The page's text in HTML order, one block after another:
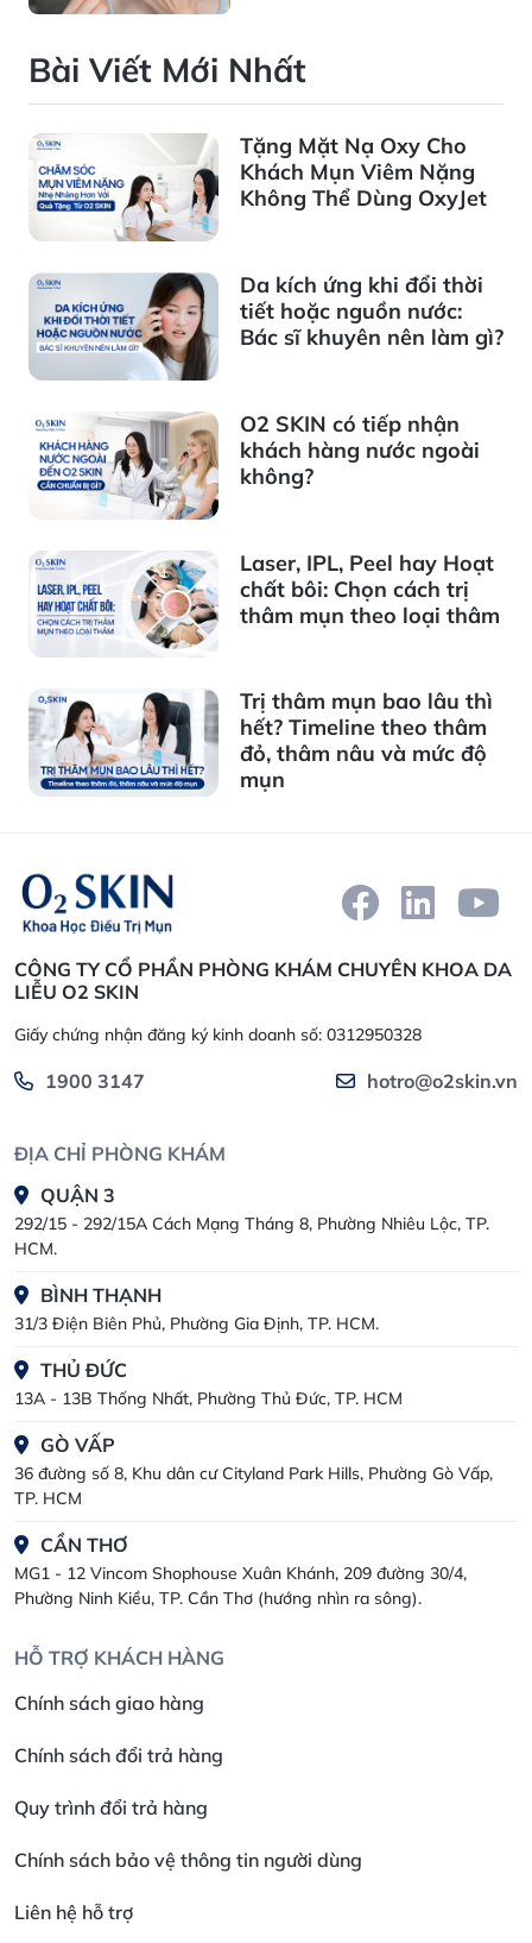
Bài Viết Mới Nhất
Tặng Mặt Nạ Oxy Cho
Khách Mụn Viêm Nặng
Không Thể Dùng OxyJet
Da kích ứng khi đổi thời
tiết hoặc nguồn nước:
Bác sĩ khuyên nên làm gì?
O2 SKIN có tiếp nhận
khách hàng nước ngoài
không?
Laser, IPL, Peel hay Hoạt
chất bôi: Chọn cách trị
thâm mụn theo loại thâm
Trị thâm mụn bao lâu thì
hết? Timeline theo thâm
đỏ, thâm nâu và mức độ
mụn
CÔNG TY CỔ PHẦN PHÒNG KHÁM CHUYÊN KHOA DA
LIỄU O2 SKIN
Giấy chứng nhận đăng ký kinh doanh số: 0312950328
1900 3147 hotro@o2skin.vn
ĐỊA CHỈ PHÒNG KHÁM
QUẬN 3
292/15 - 292/15A Cách Mạng Tháng 8, Phường Nhiêu Lộc, TP.
HCM.
BÌNH THẠNH
31/3 Điện Biên Phủ, Phường Gia Định, TP. HCM.
THỦ ĐỨC
13A - 13B Thống Nhất, Phường Thủ Đức, TP. HCM
GÒ VẤP
36 đường số 8, Khu dân cư Cityland Park Hills, Phường Gò Vấp,
TP. HCM
CẦN THƠ
MG1 - 12 Vincom Shophouse Xuân Khánh, 209 đường 30/4,
Phường Ninh Kiều, TP. Cần Thơ (hướng nhìn ra sông).
HỖ TRỢ KHÁCH HÀNG
Chính sách giao hàng
Chính sách đổi trả hàng
Quy trình đổi trả hàng
Chính sách bảo vệ thông tin người dùng
Liên hệ hỗ trợ